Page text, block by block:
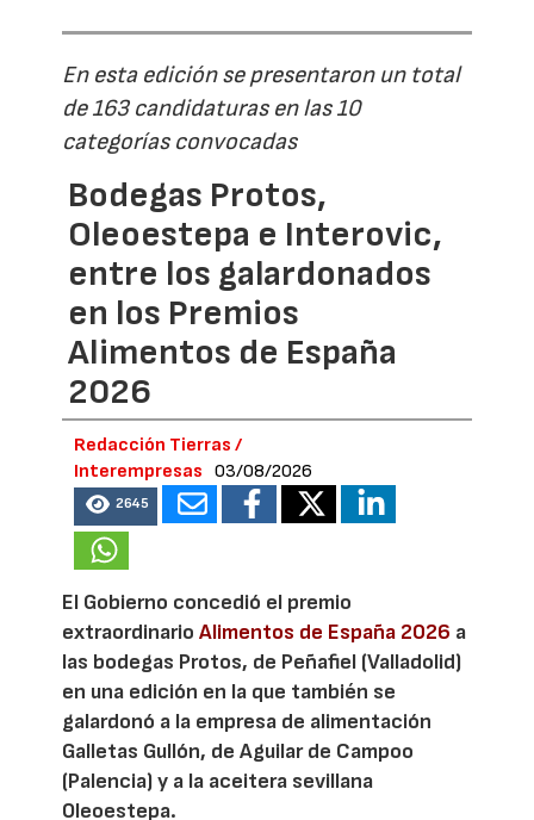
En esta edición se presentaron un total
de 163 candidaturas en las 10
categorías convocadas
Bodegas Protos,
Oleoestepa e Interovic,
entre los galardonados
en los Premios
Alimentos de España
2026
Redacción Tierras /
Interempresas
03/08/2026
2645
El Gobierno concedió el premio
extraordinarioAlimentos de España 2026 a
las bodegas Protos, de Peñafiel (Valladolid)
en una edición en la que también se
galardonó a la empresa de alimentación
Galletas Gullón, de Aguilar de Campoo
(Palencia) y a la aceitera sevillana
Oleoestepa.